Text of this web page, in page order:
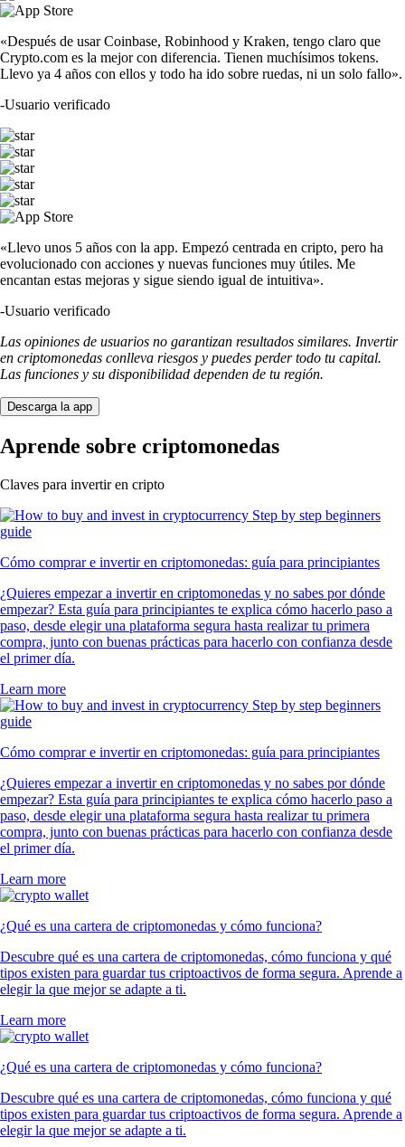
«Después de usar Coinbase, Robinhood y Kraken, tengo claro que
Crypto.com es la mejor con diferencia. Tienen muchísimos tokens.
Llevo ya 4 años con ellos y todo ha ido sobre ruedas, ni un solo fallo».
-Usuario verificado
«Llevo unos 5 años con la app. Empezó centrada en cripto, pero ha
evolucionado con acciones y nuevas funciones muy útiles. Me
encantan estas mejoras y sigue siendo igual de intuitiva».
-Usuario verificado
Las opiniones de usuarios no garantizan resultados similares. Invertir
en criptomonedas conlleva riesgos y puedes perder todo tu capital.
Las funciones y su disponibilidad dependen de tu región.
Descarga la app
Aprende sobre criptomonedas
Claves para invertir en cripto
Cómo comprar e invertir en criptomonedas: guía para principiantes
¿Quieres empezar a invertir en criptomonedas y no sabes por dónde
empezar? Esta guía para principiantes te explica cómo hacerlo paso a
paso, desde elegir una plataforma segura hasta realizar tu primera
compra, junto con buenas prácticas para hacerlo con confianza desde
el primer día.
Learn more
Cómo comprar e invertir en criptomonedas: guía para principiantes
¿Quieres empezar a invertir en criptomonedas y no sabes por dónde
empezar? Esta guía para principiantes te explica cómo hacerlo paso a
paso, desde elegir una plataforma segura hasta realizar tu primera
compra, junto con buenas prácticas para hacerlo con confianza desde
el primer día.
Learn more
¿Qué es una cartera de criptomonedas y cómo funciona?
Descubre qué es una cartera de criptomonedas, cómo funciona y qué
tipos existen para guardar tus criptoactivos de forma segura. Aprende a
elegir la que mejor se adapte a ti.
Learn more
¿Qué es una cartera de criptomonedas y cómo funciona?
Descubre qué es una cartera de criptomonedas, cómo funciona y qué
tipos existen para guardar tus criptoactivos de forma segura. Aprende a
elegir la que mejor se adapte a ti.